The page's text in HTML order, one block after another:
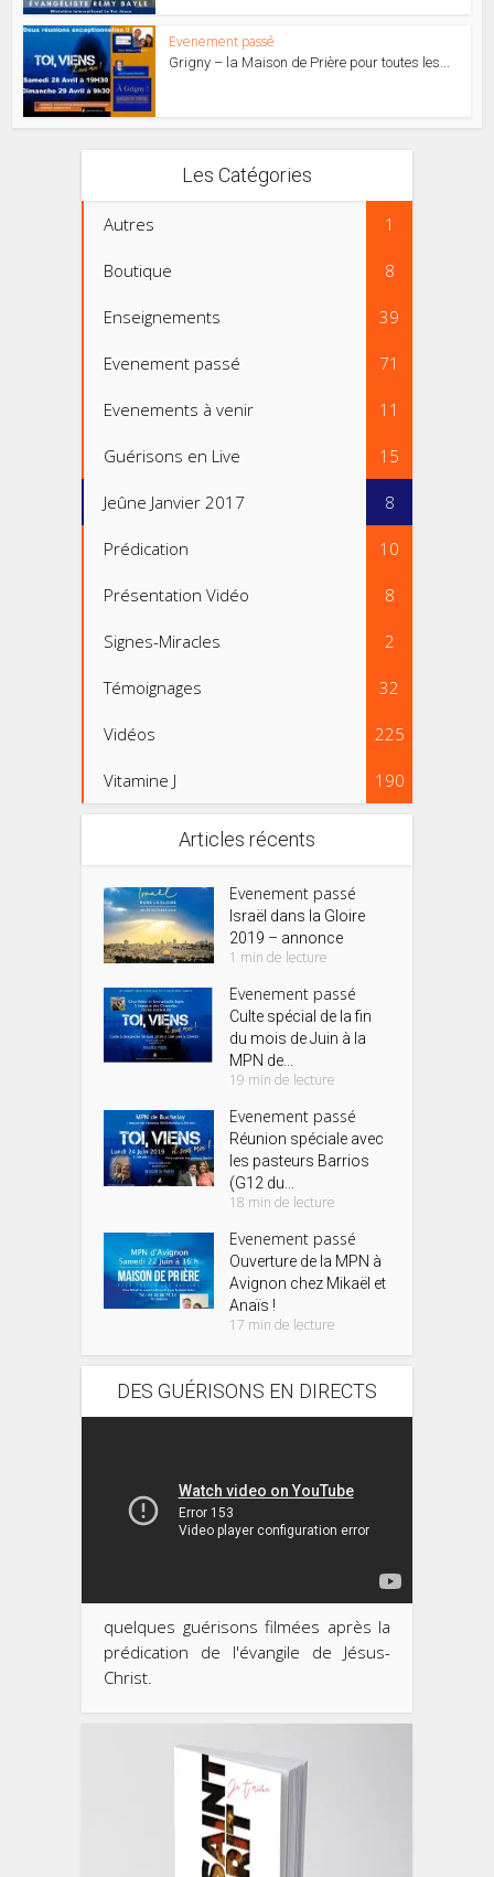
Evenement passé
Grigny – la Maison de Prière pour toutes les...
Les Catégories
Autres 1
Boutique 8
Enseignements 39
Evenement passé 71
Evenements à venir 11
Guérisons en Live 15
Jeûne Janvier 2017 8
Prédication 10
Présentation Vidéo 8
Signes-Miracles 2
Témoignages 32
Vidéos 225
Vitamine J 190
Articles récents
Evenement passé
Israël dans la Gloire
2019 – annonce
1 min de lecture
Evenement passé
Culte spécial de la fin
du mois de Juin à la
MPN de...
19 min de lecture
Evenement passé
Réunion spéciale avec
les pasteurs Barrios
(G12 du...
18 min de lecture
Evenement passé
Ouverture de la MPN à
Avignon chez Mikaël et
Anaïs !
17 min de lecture
DES GUÉRISONS EN DIRECTS
quelques guérisons filmées après la
prédication de l'évangile de Jésus-
Christ.